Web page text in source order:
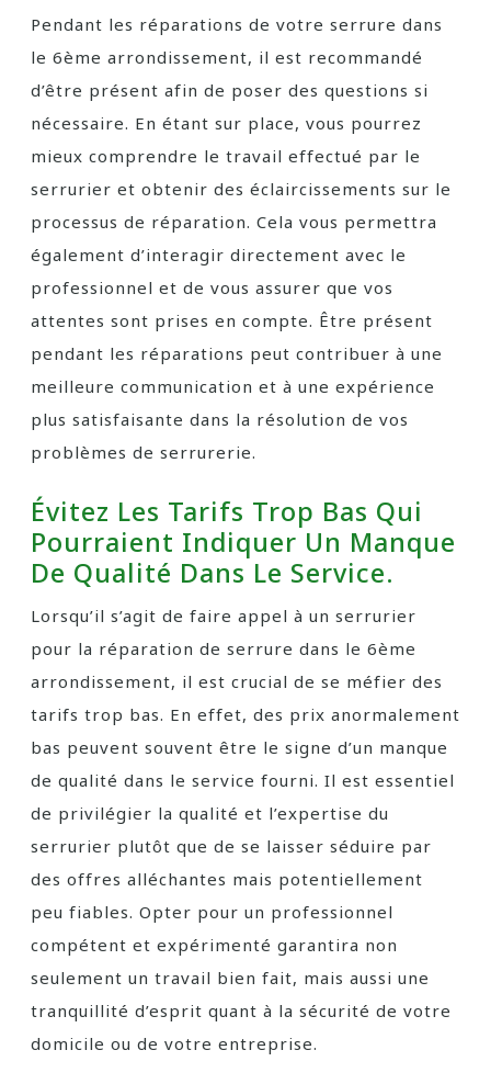
Pendant les réparations de votre serrure dans
le 6ème arrondissement, il est recommandé
d’être présent afin de poser des questions si
nécessaire. En étant sur place, vous pourrez
mieux comprendre le travail effectué par le
serrurier et obtenir des éclaircissements sur le
processus de réparation. Cela vous permettra
également d’interagir directement avec le
professionnel et de vous assurer que vos
attentes sont prises en compte. Être présent
pendant les réparations peut contribuer à une
meilleure communication et à une expérience
plus satisfaisante dans la résolution de vos
problèmes de serrurerie.
Évitez Les Tarifs Trop Bas Qui
Pourraient Indiquer Un Manque
De Qualité Dans Le Service.
Lorsqu’il s’agit de faire appel à un serrurier
pour la réparation de serrure dans le 6ème
arrondissement, il est crucial de se méfier des
tarifs trop bas. En effet, des prix anormalement
bas peuvent souvent être le signe d’un manque
de qualité dans le service fourni. Il est essentiel
de privilégier la qualité et l’expertise du
serrurier plutôt que de se laisser séduire par
des offres alléchantes mais potentiellement
peu fiables. Opter pour un professionnel
compétent et expérimenté garantira non
seulement un travail bien fait, mais aussi une
tranquillité d’esprit quant à la sécurité de votre
domicile ou de votre entreprise.